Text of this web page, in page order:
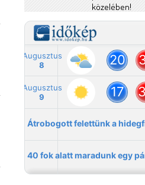
közelében!